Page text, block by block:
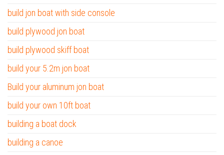
build jon boat with side console
build plywood jon boat
build plywood skiff boat
build your 5.2m jon boat
Build your aluminum jon boat
build your own 10ft boat
building a boat dock
building a canoe